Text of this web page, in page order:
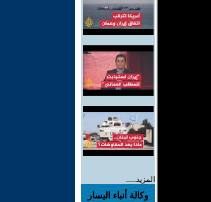
المزيد.....
وكالة أنباء اليسار